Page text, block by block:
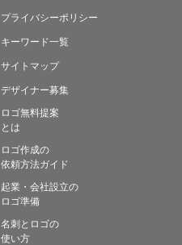
プライバシーポリシー
キーワード一覧
サイトマップ
デザイナー募集
ロゴ無料提案
とは
ロゴ作成の
依頼方法ガイド
起業・会社設立の
ロゴ準備
名刺とロゴの
使い方